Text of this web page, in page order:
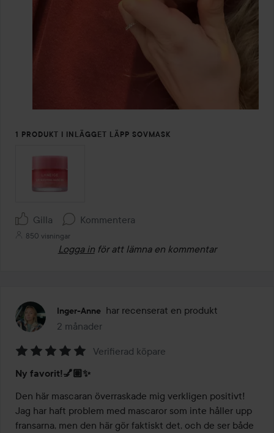
1 PRODUKT I INLÄGGET LÄPP SOVMASK
Gilla Kommentera
850 visningar
Logga in för att lämna en kommentar
Inger-Anne har recenserat en produkt
2 månader
Inlägget skapades 2 månader
5
av
5
Verifierad köpare
Ny favorit!💅🏽✨
Den här mascaran överraskade mig verkligen positivt!
Jag har haft problem med mascaror som inte håller upp
fransarna, men den här gör faktiskt det, och de ser både